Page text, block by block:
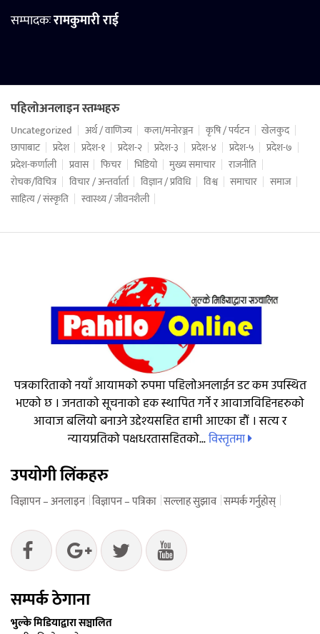
सम्पादकःरामकुमारी राई
पहिलोअनलाइन स्तम्भहरु
Uncategorized अर्थ / वाणिज्य कला/मनोरञ्जन कृषि / पर्यटन
खेलकुद
छापाबाट
प्रदेश प्रदेश-१ प्रदेश-२ प्रदेश-३ प्रदेश-४ प्रदेश-५
प्रदेश-७
प्रदेश-कर्णाली
प्रवास फिचर भिडियो मुख्य समाचार
राजनीति
रोचक/विचित्र
विचार / अन्तर्वार्ता विज्ञान / प्रविधि विश्व समाचार
समाज
साहित्य / संस्कृति
स्वास्थ्य / जीवनशैली
पत्रकारिताको नयाँ आयामको रुपमा पहिलोअनलाईन डट कम उपस्थित
भएको छ । जनताको सूचनाको हक स्थापित गर्ने र आवाजविहिनहरुको
आवाज बलियो बनाउने उद्देश्यसहित हामी आएका हौं । सत्य र
न्यायप्रतिको पक्षधरतासहितको...विस्तृतमा
उपयोगी लिंकहरु
विज्ञापन – अनलाइन विज्ञापन – पत्रिका सल्लाह सुझाव सम्पर्क गर्नुहोस्
सम्पर्क ठेगाना
भुल्के मिडियाद्वारा सञ्चालित